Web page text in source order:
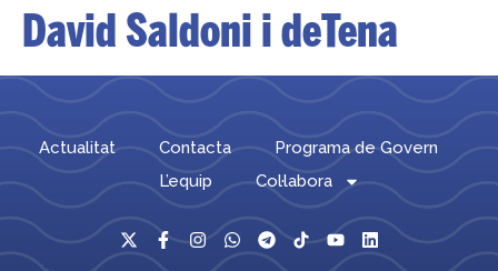
David Saldoni i deTena
Actualitat Contacta
Programa de Govern
L’equip
Col·labora